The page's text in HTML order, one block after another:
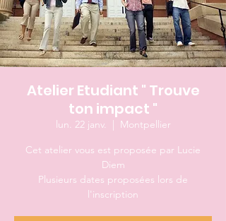
Atelier Etudiant " Trouve
ton impact "
lun. 22 janv.
  |
Montpellier
Cet atelier vous est proposée par Lucie
Diem
Plusieurs dates proposées lors de
l'inscription